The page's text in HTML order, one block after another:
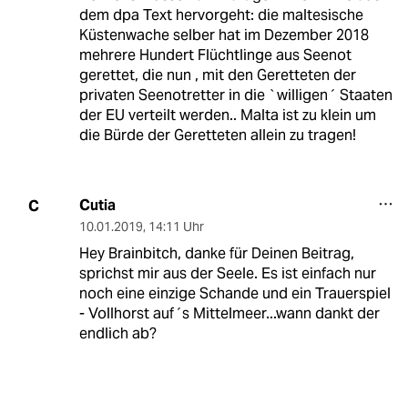
dem dpa Text hervorgeht: die maltesische
Küstenwache selber hat im Dezember 2018
mehrere Hundert Flüchtlinge aus Seenot
gerettet, die nun , mit den Geretteten der
privaten Seenotretter in die `willigen´ Staaten
der EU verteilt werden.. Malta ist zu klein um
die Bürde der Geretteten allein zu tragen!
C Cutia
10.01.2019, 14:11 Uhr
Hey Brainbitch, danke für Deinen Beitrag,
sprichst mir aus der Seele. Es ist einfach nur
noch eine einzige Schande und ein Trauerspiel
- Vollhorst auf´s Mittelmeer...wann dankt der
endlich ab?